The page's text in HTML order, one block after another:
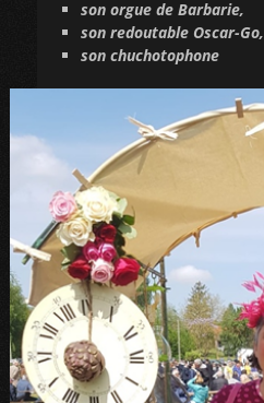
son orgue de Barbarie,
son redoutable Oscar-Go,
son chuchotophone